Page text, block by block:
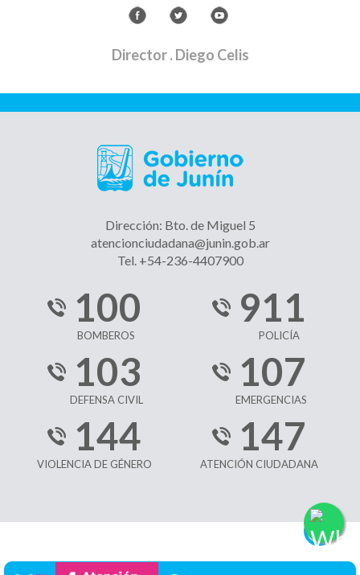
Director. Diego Celis
Dirección: Bto. de Miguel 5
atencionciudadana@junin.gob.ar
Tel. +54-236-4407900
100
BOMBEROS
911
POLICÍA
103
DEFENSA CIVIL
107
EMERGENCIAS
144
VIOLENCIA DE GÉNERO
147
ATENCIÓN CIUDADANA